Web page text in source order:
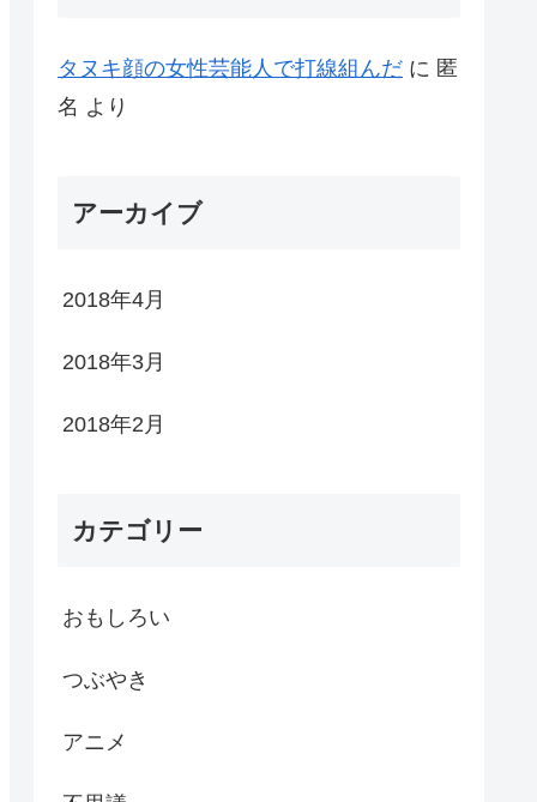
タヌキ顔の女性芸能人で打線組んだ に 匿
名 より
アーカイブ
2018年4月
2018年3月
2018年2月
カテゴリー
おもしろい
つぶやき
アニメ